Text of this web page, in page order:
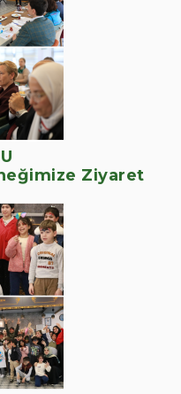
Ziyaret